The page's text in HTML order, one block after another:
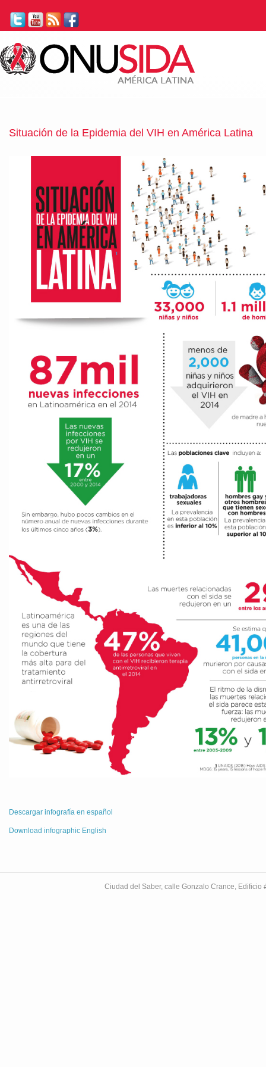
Situación de la Epidemia del VIH en América Latina
Descargar infografía en español
Download infographic English
Ciudad del Saber, calle Gonzalo Crance,